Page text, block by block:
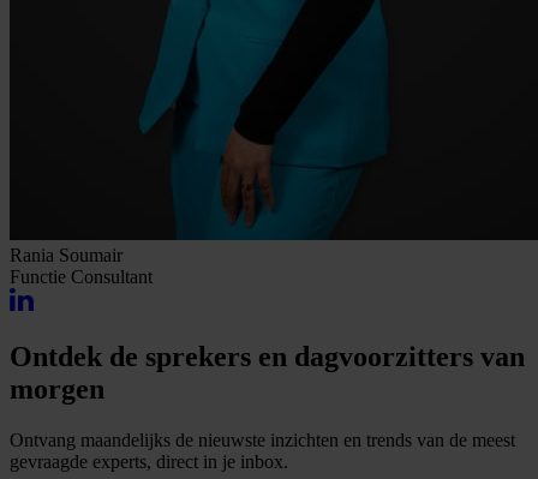
Rania Soumair
Functie Consultant
Ontdek de sprekers en dagvoorzitters van
morgen
Ontvang maandelijks de nieuwste inzichten en trends van de meest
gevraagde experts, direct in je inbox.